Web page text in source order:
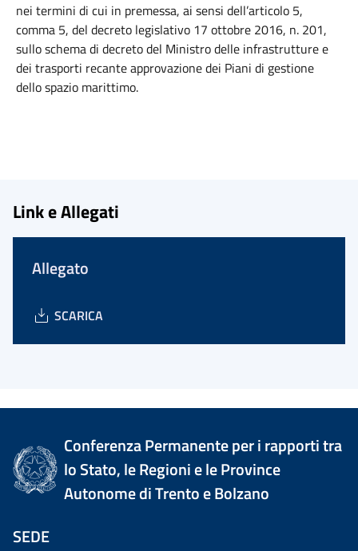
nei termini di cui in premessa, ai sensi dell’articolo 5,
comma 5, del decreto legislativo 17 ottobre 2016, n. 201,
sullo schema di decreto del Ministro delle infrastrutture e
dei trasporti recante approvazione dei Piani di gestione
dello spazio marittimo.
Link e Allegati
Allegato
SCARICA
Conferenza Permanente per i rapporti tra
lo Stato, le Regioni e le Province
Autonome di Trento e Bolzano
SEDE